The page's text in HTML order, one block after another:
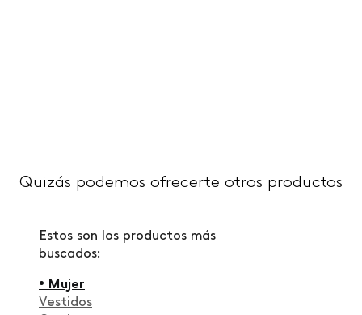
Quizás podemos ofrecerte otros productos
Estos son los productos más
buscados:
• Mujer
Vestidos